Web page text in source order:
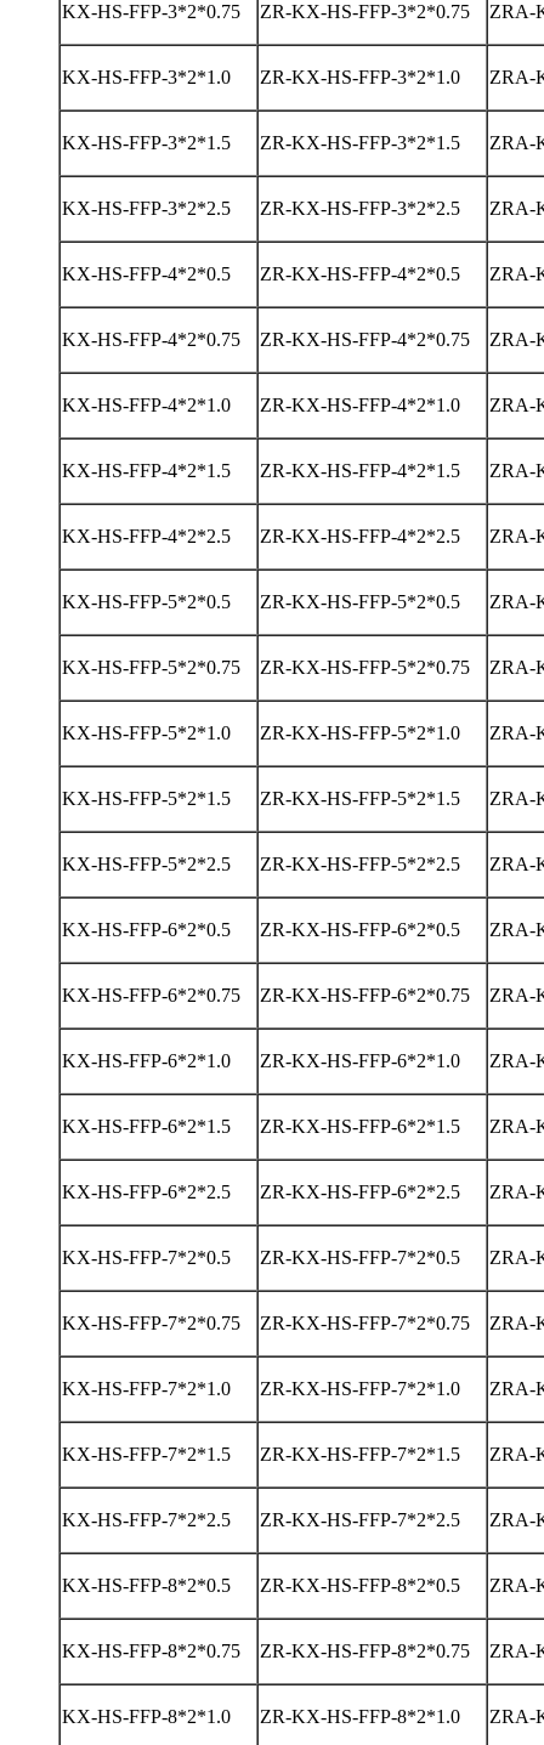
KX-HS-FFP-3*2*0.75 ZR-KX-HS-FFP-3*2*0.75 ZRA-
KX-HS-FFP-3*2*1.0 ZR-KX-HS-FFP-3*2*1.0 ZRA-
KX-HS-FFP-3*2*1.5 ZR-KX-HS-FFP-3*2*1.5 ZRA-
KX-HS-FFP-3*2*2.5 ZR-KX-HS-FFP-3*2*2.5 ZRA-
KX-HS-FFP-4*2*0.5 ZR-KX-HS-FFP-4*2*0.5 ZRA-
KX-HS-FFP-4*2*0.75 ZR-KX-HS-FFP-4*2*0.75 ZRA-
KX-HS-FFP-4*2*1.0 ZR-KX-HS-FFP-4*2*1.0 ZRA-
KX-HS-FFP-4*2*1.5 ZR-KX-HS-FFP-4*2*1.5 ZRA-
KX-HS-FFP-4*2*2.5 ZR-KX-HS-FFP-4*2*2.5 ZRA-
KX-HS-FFP-5*2*0.5 ZR-KX-HS-FFP-5*2*0.5 ZRA-
KX-HS-FFP-5*2*0.75 ZR-KX-HS-FFP-5*2*0.75 ZRA-
KX-HS-FFP-5*2*1.0 ZR-KX-HS-FFP-5*2*1.0 ZRA-
KX-HS-FFP-5*2*1.5 ZR-KX-HS-FFP-5*2*1.5 ZRA-
KX-HS-FFP-5*2*2.5 ZR-KX-HS-FFP-5*2*2.5 ZRA-
KX-HS-FFP-6*2*0.5 ZR-KX-HS-FFP-6*2*0.5 ZRA-
KX-HS-FFP-6*2*0.75 ZR-KX-HS-FFP-6*2*0.75 ZRA-
KX-HS-FFP-6*2*1.0 ZR-KX-HS-FFP-6*2*1.0 ZRA-
KX-HS-FFP-6*2*1.5 ZR-KX-HS-FFP-6*2*1.5 ZRA-
KX-HS-FFP-6*2*2.5 ZR-KX-HS-FFP-6*2*2.5 ZRA-
KX-HS-FFP-7*2*0.5 ZR-KX-HS-FFP-7*2*0.5 ZRA-
KX-HS-FFP-7*2*0.75 ZR-KX-HS-FFP-7*2*0.75 ZRA-
KX-HS-FFP-7*2*1.0 ZR-KX-HS-FFP-7*2*1.0 ZRA-
KX-HS-FFP-7*2*1.5 ZR-KX-HS-FFP-7*2*1.5 ZRA-
KX-HS-FFP-7*2*2.5 ZR-KX-HS-FFP-7*2*2.5 ZRA-
KX-HS-FFP-8*2*0.5 ZR-KX-HS-FFP-8*2*0.5 ZRA-
KX-HS-FFP-8*2*0.75 ZR-KX-HS-FFP-8*2*0.75 ZRA-
KX-HS-FFP-8*2*1.0 ZR-KX-HS-FFP-8*2*1.0 ZRA-